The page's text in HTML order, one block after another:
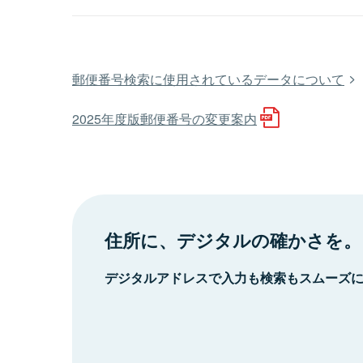
郵便番号検索に使用されているデータについて
2025年度版郵便番号の変更案内
住所に、デジタルの確かさを。
デジタルアドレスで入力も検索もスムーズ